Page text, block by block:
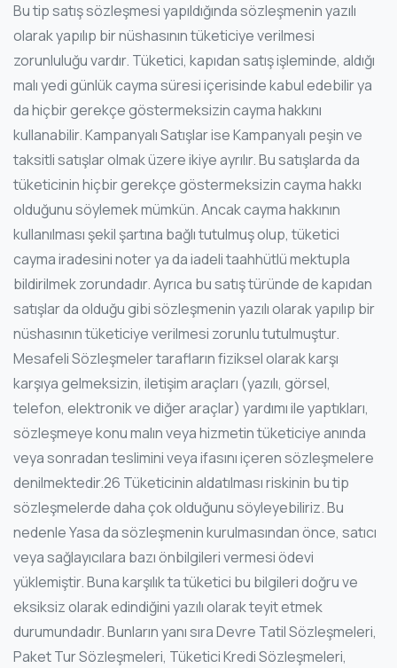
Bu tip satış sözleşmesi yapıldığında sözleşmenin yazılı
olarak yapılıp bir nüshasının tüketiciye verilmesi
zorunluluğu vardır. Tüketici, kapıdan satış işleminde, aldığı
malı yedi günlük cayma süresi içerisinde kabul edebilir ya
da hiçbir gerekçe göstermeksizin cayma hakkını
kullanabilir. Kampanyalı Satışlar ise Kampanyalı peşin ve
taksitli satışlar olmak üzere ikiye ayrılır. Bu satışlarda da
tüketicinin hiçbir gerekçe göstermeksizin cayma hakkı
olduğunu söylemek mümkün. Ancak cayma hakkının
kullanılması şekil şartına bağlı tutulmuş olup, tüketici
cayma iradesini noter ya da iadeli taahhütlü mektupla
bildirilmek zorundadır. Ayrıca bu satış türünde de kapıdan
satışlar da olduğu gibi sözleşmenin yazılı olarak yapılıp bir
nüshasının tüketiciye verilmesi zorunlu tutulmuştur.
Mesafeli Sözleşmeler tarafların fiziksel olarak karşı
karşıya gelmeksizin, iletişim araçları (yazılı, görsel,
telefon, elektronik ve diğer araçlar) yardımı ile yaptıkları,
sözleşmeye konu malın veya hizmetin tüketiciye anında
veya sonradan teslimini veya ifasını içeren sözleşmelere
denilmektedir.26 Tüketicinin aldatılması riskinin bu tip
sözleşmelerde daha çok olduğunu söyleyebiliriz. Bu
nedenle Yasa da sözleşmenin kurulmasından önce, satıcı
veya sağlayıcılara bazı önbilgileri vermesi ödevi
yüklemiştir. Buna karşılık ta tüketici bu bilgileri doğru ve
eksiksiz olarak edindiğini yazılı olarak teyit etmek
durumundadır. Bunların yanı sıra Devre Tatil Sözleşmeleri,
Paket Tur Sözleşmeleri, Tüketici Kredi Sözleşmeleri,